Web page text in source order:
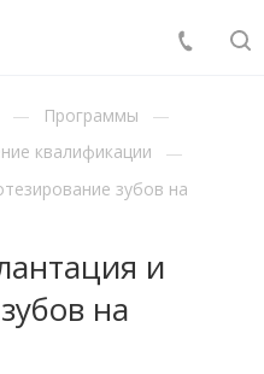
Программы
квалификации
зубов на
и
на